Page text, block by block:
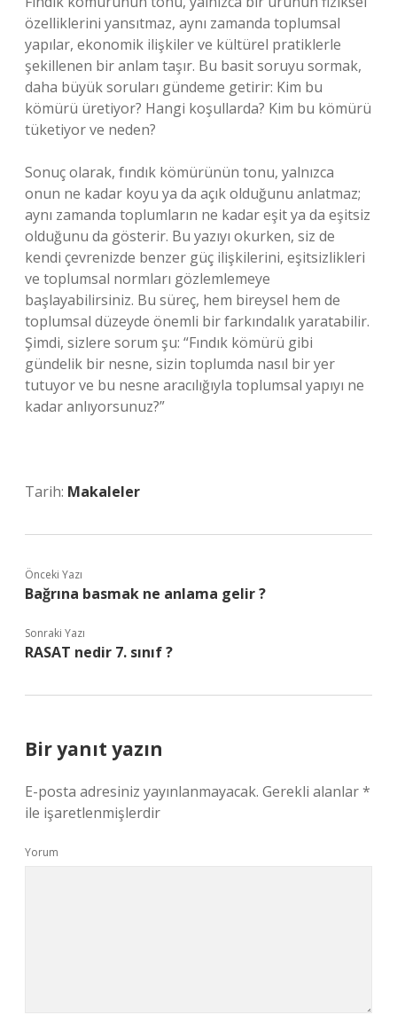
özelliklerini yansıtmaz, aynı zamanda toplumsal
yapılar, ekonomik ilişkiler ve kültürel pratiklerle
şekillenen bir anlam taşır. Bu basit soruyu sormak,
daha büyük soruları gündeme getirir: Kim bu
kömürü üretiyor? Hangi koşullarda? Kim bu kömürü
tüketiyor ve neden?
Sonuç olarak, fındık kömürünün tonu, yalnızca
onun ne kadar koyu ya da açık olduğunu anlatmaz;
aynı zamanda toplumların ne kadar eşit ya da eşitsiz
olduğunu da gösterir. Bu yazıyı okurken, siz de
kendi çevrenizde benzer güç ilişkilerini, eşitsizlikleri
ve toplumsal normları gözlemlemeye
başlayabilirsiniz. Bu süreç, hem bireysel hem de
toplumsal düzeyde önemli bir farkındalık yaratabilir.
Şimdi, sizlere sorum şu: “Fındık kömürü gibi
gündelik bir nesne, sizin toplumda nasıl bir yer
tutuyor ve bu nesne aracılığıyla toplumsal yapıyı ne
kadar anlıyorsunuz?”
Tarih: Makaleler
Önceki Yazı
Bağrına basmak ne anlama gelir ?
Sonraki Yazı
RASAT nedir 7. sınıf ?
Bir yanıt yazın
E-posta adresiniz yayınlanmayacak. Gerekli alanlar*
ile işaretlenmişlerdir
Yorum